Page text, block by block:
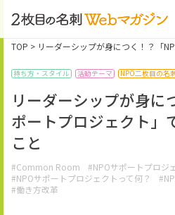
TOP > リーダーシップが身につく！？「
持ち方・スタイル 活動テーマ NPO二枚目の名
リーダーシップが身に
ポートプロジェクト」
こと
#Common Room
#NPOサポートプロジ
#NPOサポートプロジェクトって何？
#働き方改革